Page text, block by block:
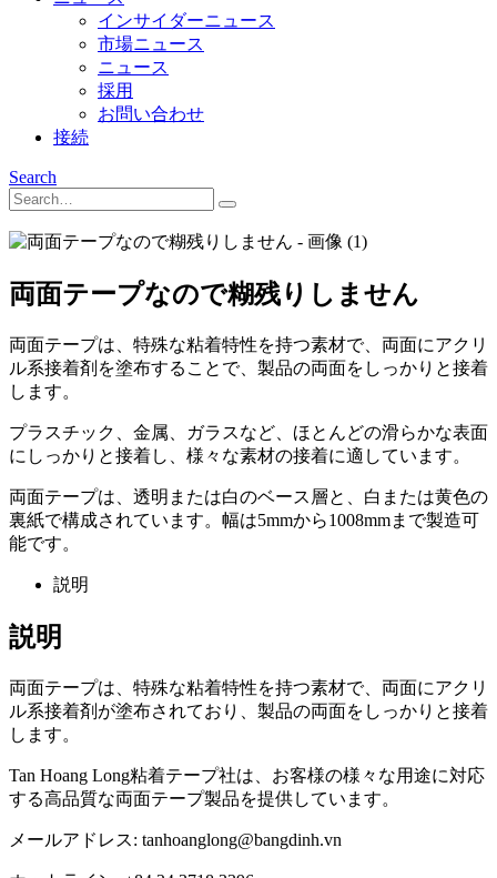
インサイダーニュース
市場ニュース
ニュース
採用
お問い合わせ
接続
Search
両面テープなので糊残りしません
両面テープは、特殊な粘着特性を持つ素材で、両面にアクリ
ル系接着剤を塗布することで、製品の両面をしっかりと接着
します。
プラスチック、金属、ガラスなど、ほとんどの滑らかな表面
にしっかりと接着し、様々な素材の接着に適しています。
両面テープは、透明または白のベース層と、白または黄色の
裏紙で構成されています。幅は5mmから1008mmまで製造可
能です。
説明
説明
両面テープは、特殊な粘着特性を持つ素材で、両面にアクリ
ル系接着剤が塗布されており、製品の両面をしっかりと接着
します。
Tan Hoang Long粘着テープ社は、お客様の様々な用途に対応
する高品質な両面テープ製品を提供しています。
メールアドレス: tanhoanglong@bangdinh.vn